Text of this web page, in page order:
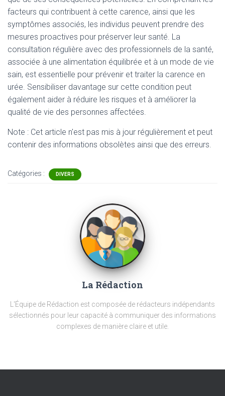
facteurs qui contribuent à cette carence, ainsi que les
symptômes associés, les individus peuvent prendre des
mesures proactives pour préserver leur santé. La
consultation régulière avec des professionnels de la santé,
associée à une alimentation équilibrée et à un mode de vie
sain, est essentielle pour prévenir et traiter la carence en
urée. Sensibiliser davantage sur cette condition peut
également aider à réduire les risques et à améliorer la
qualité de vie des personnes affectées.
Note : Cet article n'est pas mis à jour régulièrement et peut
contenir des informations obsolètes ainsi que des erreurs.
Catégories : DIVERS
La Rédaction
L'Équipe de Rédaction est composée de rédacteurs indépendants
sélectionnés pour leur capacité à communiquer des informations
complexes de manière claire et utile.